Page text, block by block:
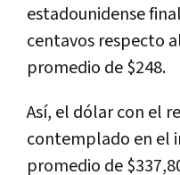
estadounidense
centavos respecto
promedio de $248.
Así, el dólar con el
contemplado en el
promedio de